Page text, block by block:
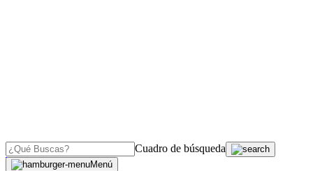
Cuadro de búsqueda
Menú
OJO